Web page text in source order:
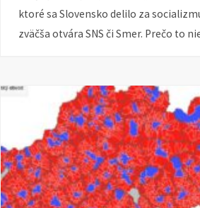
ktoré sa Slovensko delilo za
zväčša otvára SNS či Smer. Prečo to